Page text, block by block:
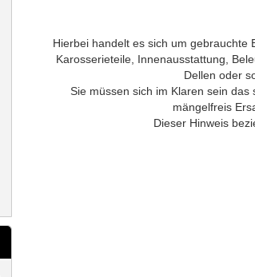
Hierbei handelt es sich um gebrauchte
Karosserieteile, Innenausstattung,
Dellen oder
Sie müssen sich im Klaren sein
mängelfreis
Dieser Hinweis